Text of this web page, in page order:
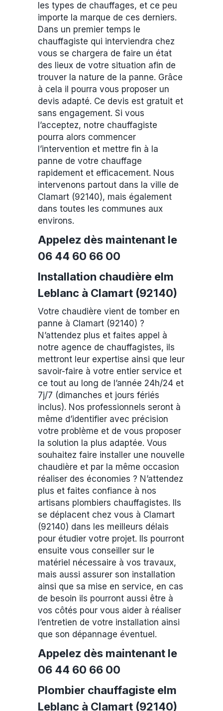
les types de chauffages, et ce peu
importe la marque de ces derniers.
Dans un premier temps le
chauffagiste qui interviendra chez
vous se chargera de faire un état
des lieux de votre situation afin de
trouver la nature de la panne. Grâce
à cela il pourra vous proposer un
devis adapté. Ce devis est gratuit et
sans engagement. Si vous
l’acceptez, notre chauffagiste
pourra alors commencer
l’intervention et mettre fin à la
panne de votre chauffage
rapidement et efficacement. Nous
intervenons partout dans la ville de
Clamart (92140), mais également
dans toutes les communes aux
environs.
Appelez dès maintenant le
06 44 60 66 00
Installation chaudière elm
Leblanc à Clamart (92140)
Votre chaudière vient de tomber en
panne à Clamart (92140) ?
N’attendez plus et faites appel à
notre agence de chauffagistes, ils
mettront leur expertise ainsi que leur
savoir-faire à votre entier service et
ce tout au long de l’année 24h/24 et
7j/7 (dimanches et jours fériés
inclus). Nos professionnels seront à
même d’identifier avec précision
votre problème et de vous proposer
la solution la plus adaptée. Vous
souhaitez faire installer une nouvelle
chaudière et par la même occasion
réaliser des économies ? N’attendez
plus et faites confiance à nos
artisans plombiers chauffagistes. Ils
se déplacent chez vous à Clamart
(92140) dans les meilleurs délais
pour étudier votre projet. Ils pourront
ensuite vous conseiller sur le
matériel nécessaire à vos travaux,
mais aussi assurer son installation
ainsi que sa mise en service, en cas
de besoin ils pourront aussi être à
vos côtés pour vous aider à réaliser
l’entretien de votre installation ainsi
que son dépannage éventuel.
Appelez dès maintenant le
06 44 60 66 00
Plombier chauffagiste elm
Leblanc à Clamart (92140)